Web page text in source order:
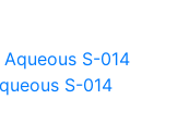
S-014